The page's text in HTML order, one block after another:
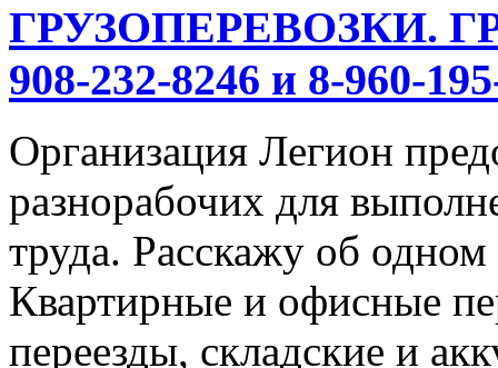
ГРУЗОПЕРЕВОЗКИ.
908-232-8246 и 8-960-
Организация Легион
разнорабочих для
труда. Расскажу об
Квартирные и офисные
переезды, складские и